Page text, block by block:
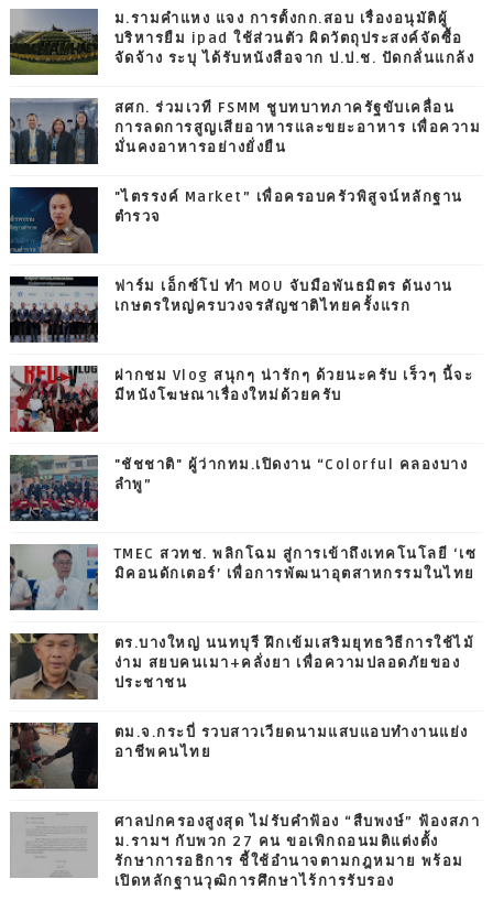
ม.รามคำแหง แจง การตั้งกก.สอบ เรื่องอนุมัติผู้
บริหารยืม ipad ใช้ส่วนตัว ผิดวัตถุประสงค์จัดซื้อ
จัดจ้าง ระบุ ได้รับหนังสือจาก ป.ป.ช. ปัดกลั่นแกล้ง
สศก. ร่วมเวที FSMM ชูบทบาทภาครัฐขับเคลื่อน
การลดการสูญเสียอาหารและขยะอาหาร เพื่อความ
มั่นคงอาหารอย่างยั่งยืน
"ไตรรงค์ Market” เพื่อครอบครัวพิสูจน์หลักฐาน
ตำรวจ
ฟาร์ม เอ็กซ์โป ทำ MOU จับมือพันธมิตร ดันงาน
เกษตรใหญ่ครบวงจรสัญชาติไทยครั้งแรก
ฝากชม Vlog สนุกๆ น่ารักๆ ด้วยนะครับ เร็วๆ นี้จะ
มีหนังโฆษณาเรื่องใหม่ด้วยครับ
"ชัชชาติ" ผู้ว่ากทม.เปิดงาน “Colorful คลองบาง
ลำพู”
TMEC สวทช. พลิกโฉม สู่การเข้าถึงเทคโนโลยี ‘เซ
มิคอนดักเตอร์’ เพื่อการพัฒนาอุตสาหกรรมในไทย
ตร.บางใหญ่ นนทบุรี ฝึกเข้มเสริมยุทธวิธีการใช้ไม้
ง่าม สยบคนเมา+คลั่งยา เพื่อความปลอดภัยของ
ประชาชน
ตม.จ.กระบี่ รวบสาวเวียดนามแสบแอบทำงานแย่ง
อาชีพคนไทย
ศาลปกครองสูงสุด ไม่รับคำฟ้อง “สืบพงษ์” ฟ้องสภา
ม.รามฯ กับพวก 27 คน ขอเพิกถอนมติแต่งตั้ง
รักษาการอธิการ ชี้ใช้อำนาจตามกฎหมาย พร้อม
เปิดหลักฐานวุฒิการศึกษาไร้การรับรอง